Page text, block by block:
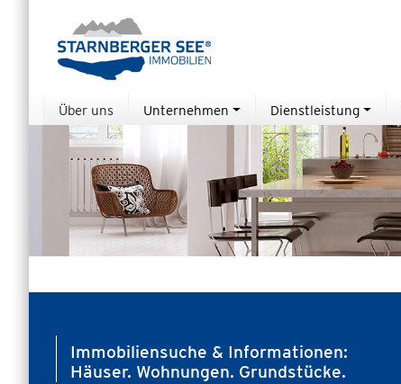
Über uns Unternehmen Dienstleistung
Immobiliensuche & Informationen:
Häuser. Wohnungen. Grundstücke.